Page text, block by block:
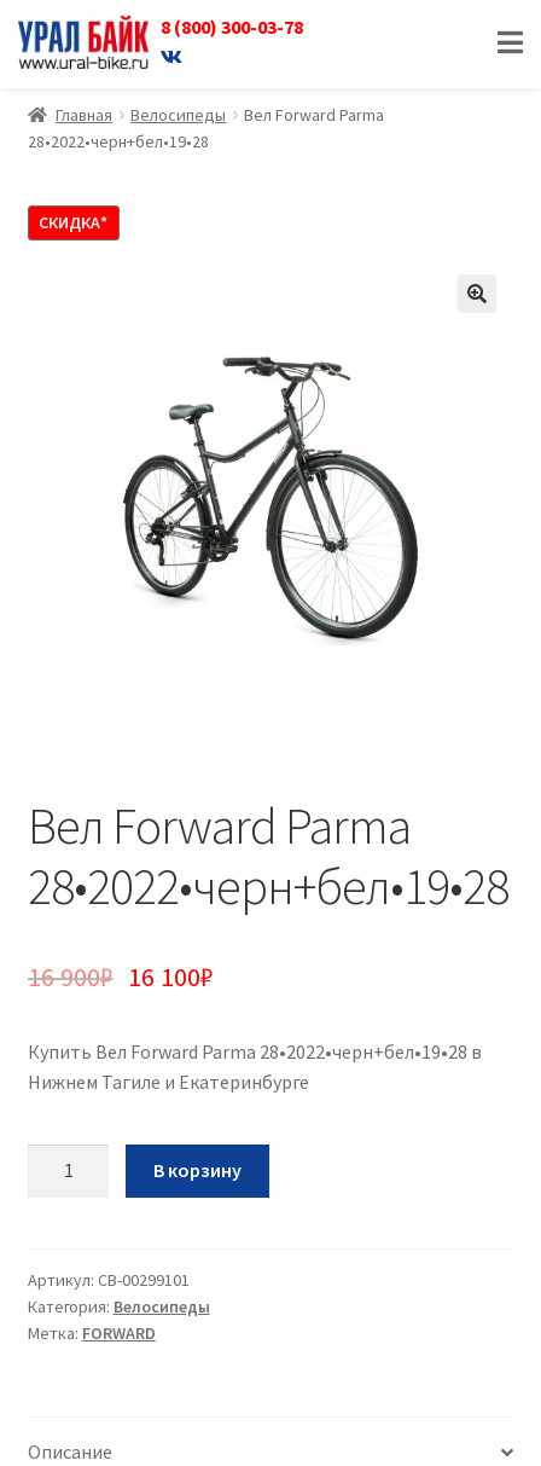
8 (800) 300-03-78
Перейти
к
навигации
Перейти
к
содержимому
Главная Велосипеды
Вел Forward Parma
28•2022•черн+бел•19•28
СКИДКА*
Вел Forward Parma
28•2022•черн+бел•19•28
16 900₽ 16 100₽
Купить Вел Forward Parma 28•2022•черн+бел•19•28 в
Нижнем Тагиле и Екатеринбурге
28•2022•черн+бел•19•28
В корзину
Артикул: CB-00299101
Категория: Велосипеды
Метка: FORWARD
Описание